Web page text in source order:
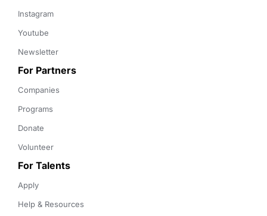
Instagram
Youtube
Newsletter
For Partners
Companies
Programs
Donate
Volunteer
For Talents
Apply
Help & Resources